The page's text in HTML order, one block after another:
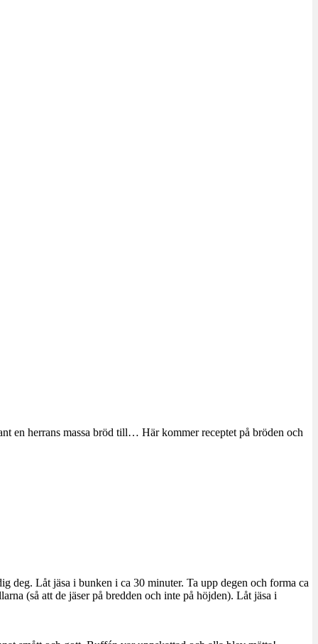
en herrans massa bröd till… Här kommer receptet på bröden och
deg. Låt jäsa i bunken i ca 30 minuter. Ta upp degen och forma ca
(så att de jäser på bredden och inte på höjden). Låt jäsa i